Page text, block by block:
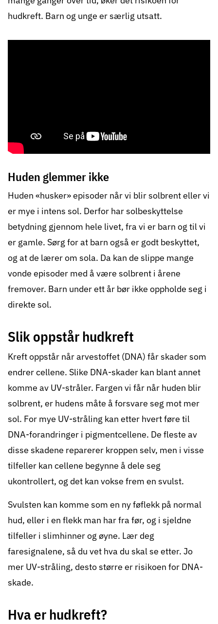
hudkreft. Barn og unge er særlig utsatt.
Huden glemmer ikke
Huden «husker» episoder når vi blir solbrent eller vi
er mye i intens sol. Derfor har solbeskyttelse
betydning gjennom hele livet, fra vi er barn og til vi
er gamle. Sørg for at barn også er godt beskyttet,
og at de lærer om sola. Da kan de slippe mange
vonde episoder med å være solbrent i årene
fremover. Barn under ett år bør ikke oppholde seg i
direkte sol.
Slik oppstår hudkreft
Kreft oppstår når arvestoffet (DNA) får skader som
endrer cellene. Slike DNA-skader kan blant annet
komme av UV-stråler. Fargen vi får når huden blir
solbrent, er hudens måte å forsvare seg mot mer
sol. For mye UV-stråling kan etter hvert føre til
DNA-forandringer i pigmentcellene. De fleste av
disse skadene reparerer kroppen selv, men i visse
tilfeller kan cellene begynne å dele seg
ukontrollert, og det kan vokse frem en svulst.
Svulsten kan komme som en ny føflekk på normal
hud, eller i en flekk man har fra før, og i sjeldne
tilfeller i slimhinner og øyne. Lær deg
faresignalene, så du vet hva du skal se etter. Jo
mer UV-stråling, desto større er risikoen for DNA-
skade.
Hva er hudkreft?